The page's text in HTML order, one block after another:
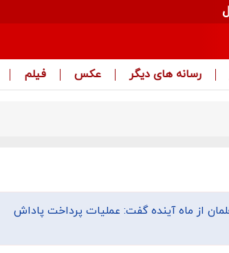
رسانه های دیگر عکس فیلم
از ماه آینده گفت: عملیات پرداخت پاداش